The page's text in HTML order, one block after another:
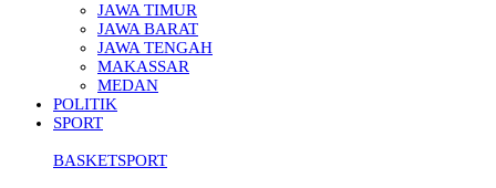
JAWA TIMUR
JAWA BARAT
JAWA TENGAH
MAKASSAR
MEDAN
POLITIK
SPORT
BASKETSPORT